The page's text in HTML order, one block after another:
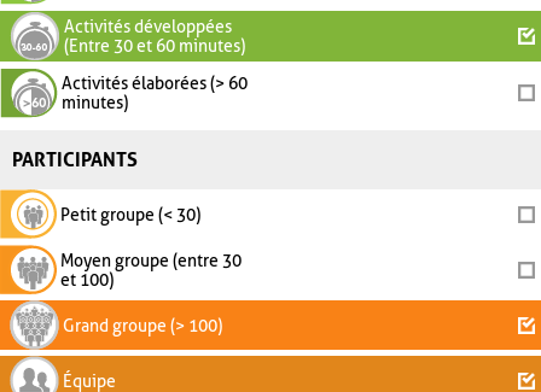
Activités développées
(Entre 30 et 60 minutes)
Activités élaborées (> 60
minutes)
PARTICIPANTS
Petit groupe (< 30)
Moyen groupe (entre 30
et 100)
Grand groupe (> 100)
Équipe